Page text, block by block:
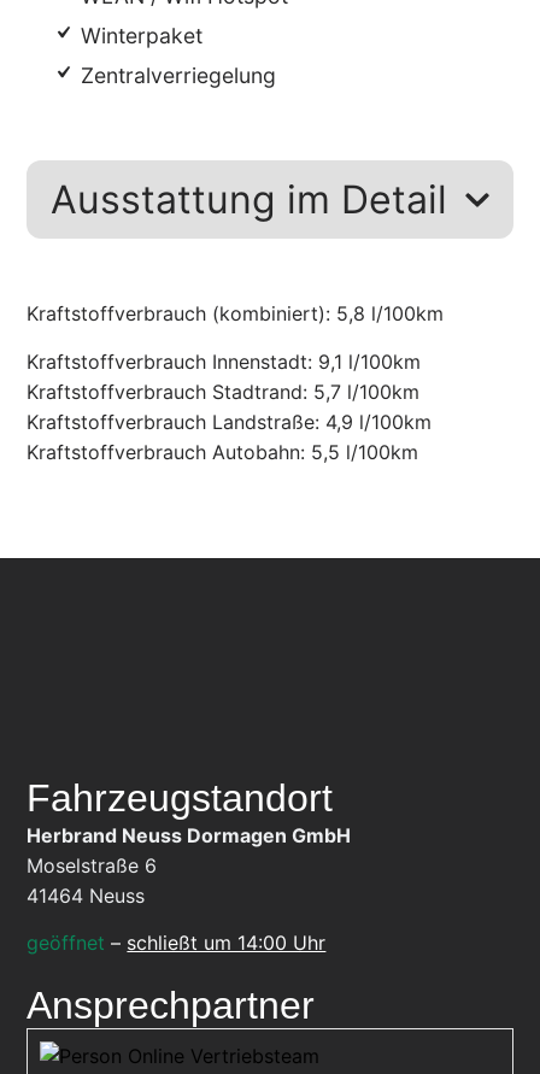
Winterpaket
Zentralverriegelung
Ausstattung im Detail
Kraftstoffverbrauch (kombiniert): 5,8 l/100km
Kraftstoffverbrauch Innenstadt: 9,1 l/100km
Kraftstoffverbrauch Stadtrand: 5,7 l/100km
Kraftstoffverbrauch Landstraße: 4,9 l/100km
Kraftstoffverbrauch Autobahn: 5,5 l/100km
Fahrzeugstandort
Herbrand Neuss Dormagen GmbH
Moselstraße 6
41464 Neuss
geöffnet – schließt um 14:00 Uhr
Ansprechpartner